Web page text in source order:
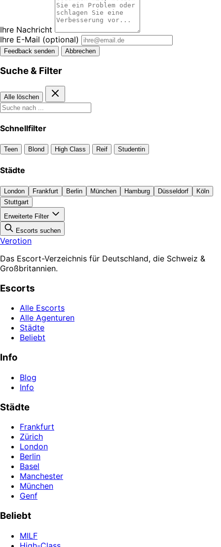
Ihre Nachricht
Ihre E-Mail (optional)
Feedback senden Abbrechen
Suche & Filter
Alle löschen
Schnellfilter
Teen Blond High Class Reif Studentin
Städte
London Frankfurt Berlin München Hamburg Düsseldorf
Köln
Stuttgart
Erweiterte Filter
Escorts suchen
Verotion
Das Escort-Verzeichnis für Deutschland, die Schweiz &
Großbritannien.
Escorts
Alle Escorts
Alle Agenturen
Städte
Beliebt
Info
Blog
Info
Städte
Frankfurt
Zürich
London
Berlin
Basel
Manchester
München
Genf
Beliebt
MILF